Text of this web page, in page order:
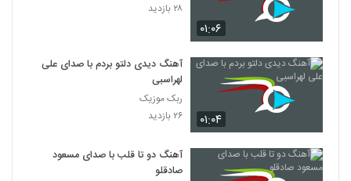
۰۱:۰۶
۲۸ بازدید
۰۱:۰۴
آهنگ دیدی دلتو بردم با صدای علی
لهراسبی
ربک موزیک
۲۶ بازدید
آهنگ دو تا قلب با صدای مسعود
صادقلو